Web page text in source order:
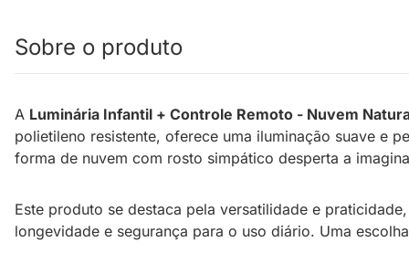
Sobre o produto
A Luminária Infantil + Controle Remoto - Nuvem
polietileno resistente, oferece uma iluminação suave e
forma de nuvem com rosto simpático desperta a
Este produto se destaca pela versatilidade e
longevidade e segurança para o uso diário. Uma